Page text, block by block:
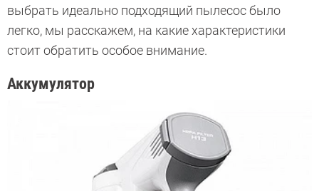
выбрать идеально подходящий пылесос было
легко, мы расскажем, на какие характеристики
стоит обратить особое внимание.
Аккумулятор